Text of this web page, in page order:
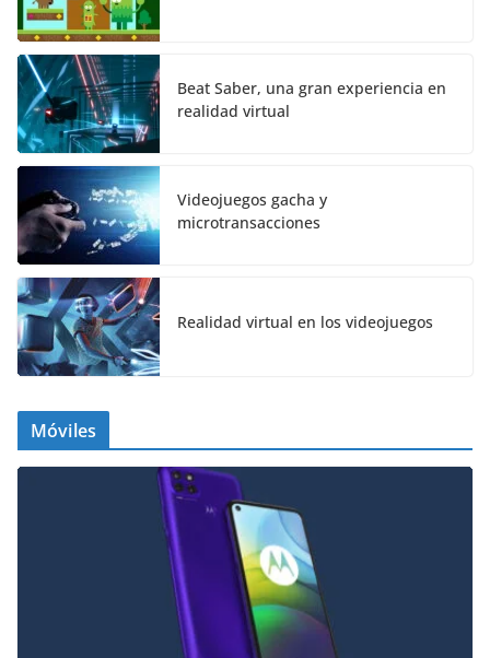
Beat Saber, una gran experiencia en
realidad virtual
Videojuegos gacha y
microtransacciones
Realidad virtual en los videojuegos
Móviles